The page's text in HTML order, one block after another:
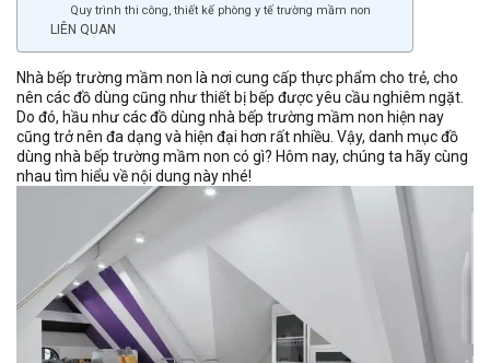
Quy trình thi công, thiết kế phòng y tế trường mầm non
LIÊN QUAN
Nhà bếp trường mầm non là nơi cung cấp thực phẩm cho trẻ, cho
nên các đồ dùng cũng như thiết bị bếp được yêu cầu nghiêm ngặt.
Do đó, hầu như các đồ dùng nhà bếp trường mầm non hiện nay
cũng trở nên đa dạng và hiện đại hơn rất nhiều. Vậy, danh mục đồ
dùng nhà bếp trường mầm non có gì? Hôm nay, chúng ta hãy cùng
nhau tìm hiểu về nội dung này nhé!